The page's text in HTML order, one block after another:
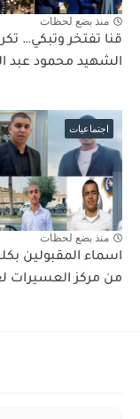
منذ بضع لحظات
قنا تفتخر وتبكي…
الشهيد محمود عبد
اجتماعيات
منذ بضع لحظات
اسماء المقبولين
من مركز العسيرات لعام